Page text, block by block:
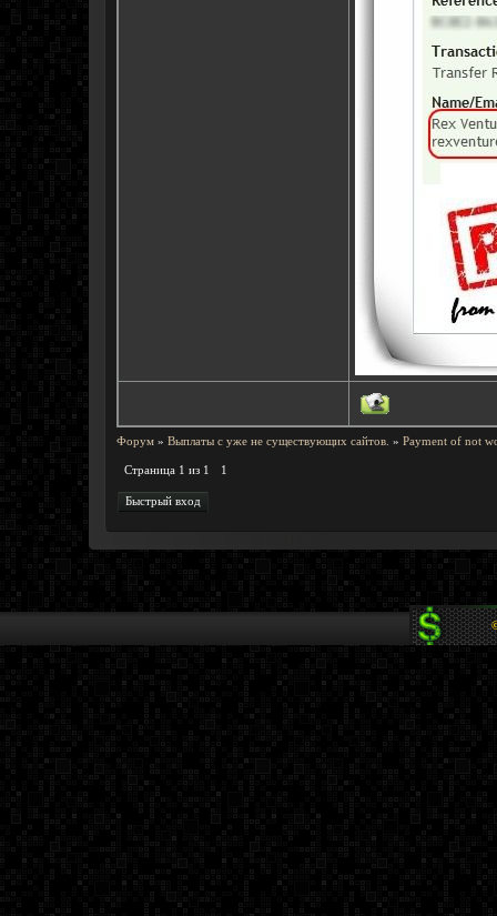
Форум » Выплаты с уже не существующих сайтов. » Payment of not
Страница 1 из 1 1